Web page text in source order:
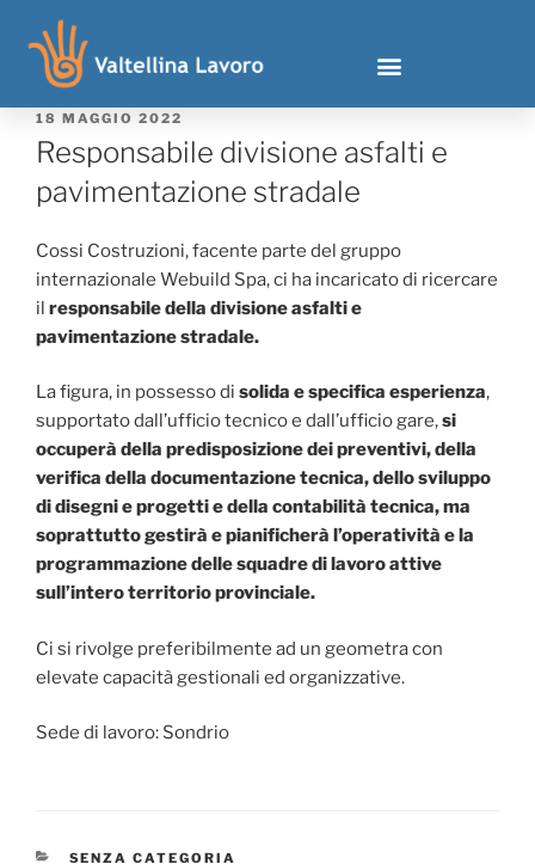
18 MAGGIO 2022
Responsabile divisione asfalti e
pavimentazione stradale
Cossi Costruzioni, facente parte del gruppo
internazionale Webuild Spa, ci ha incaricato di ricercare
il responsabile della divisione asfalti e
pavimentazione stradale.
La figura, in possesso di solida e specifica esperienza,
supportato dall’ufficio tecnico e dall’ufficio gare,si
occuperà della predisposizione dei preventivi, della
verifica della documentazione tecnica, dello sviluppo
di disegni e progetti e della contabilità tecnica, ma
soprattutto gestirà e pianificherà l’operatività e la
programmazione delle squadre di lavoro attive
sull’intero territorio provinciale.
Ci si rivolge preferibilmente ad un geometra con
elevate capacità gestionali ed organizzative.
Sede di lavoro: Sondrio
SENZA CATEGORIA